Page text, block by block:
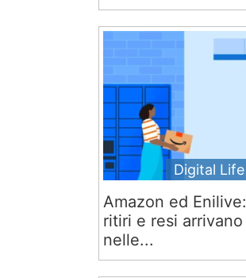
Digital Life
Amazon ed Enilive:
ritiri e resi arrivano
nelle...